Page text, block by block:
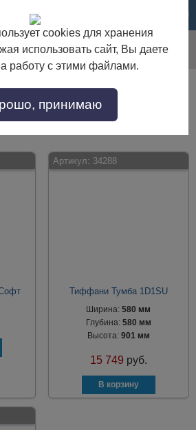
угловые
по выгодной цене. Покупайте в интернет-
Артикул: 34288
Тиффани Тумба 1D1SU
Ширина:580 мм
Глубина: 580 мм
Высота: 901 мм
15 749 руб.
cookies для хранения
использовать сайт, Вы даете
работу с этими файлами.
принимаю